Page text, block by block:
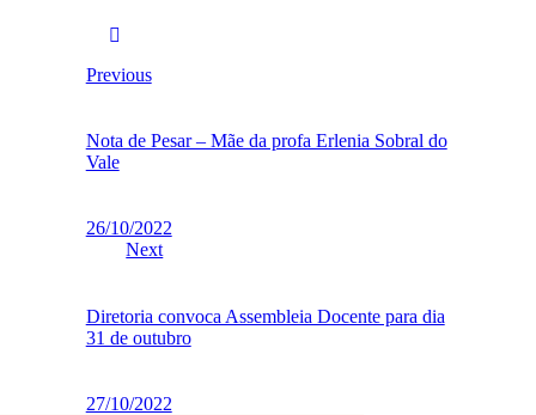
Previous
Nota de Pesar – Mãe da profa Erlenia Sobral do
Vale
26/10/2022
Next
Diretoria convoca Assembleia Docente para dia
31 de outubro
27/10/2022